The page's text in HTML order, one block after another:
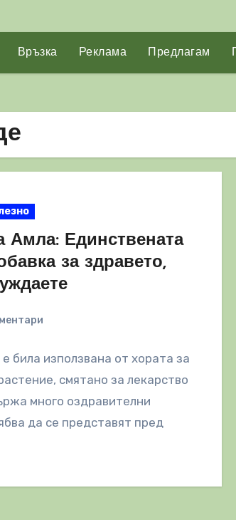
Връзка Реклама Предлагам
Амла: Единствената
за здравето,
била използвана от хората за
смятано за лекарство
много оздравителни
да се представят пред